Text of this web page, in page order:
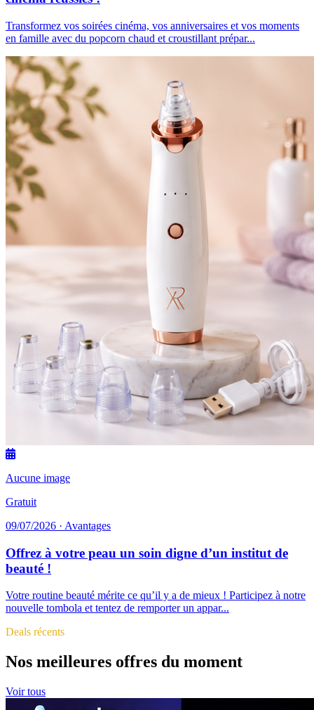
Transformez vos soirées cinéma, vos anniversaires et vos moments
en famille avec du popcorn chaud et croustillant prépar...
Aucune image
Gratuit
09/07/2026 · Avantages
Offrez à votre peau un soin digne d’un institut de
beauté !
Votre routine beauté mérite ce qu’il y a de mieux ! Participez à notre
nouvelle tombola et tentez de remporter un appar...
Deals récents
Nos meilleures offres du moment
Voir tous